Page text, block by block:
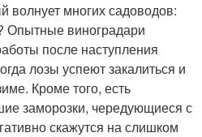
волнует многих садоводов:
Опытные виноградари
после наступления
лозы успеют закалиться и
Кроме того, есть
заморозки, чередующиеся с
скажутся на слишком